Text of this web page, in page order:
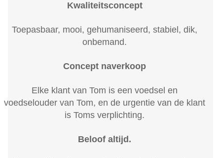
Kwaliteitsconcept
Toepasbaar, mooi, gehumaniseerd, stabiel, dik,
onbemand.
Concept naverkoop
Elke klant van Tom is een voedsel en
voedselouder van Tom, en de urgentie van de klant
is Toms verplichting.
Beloof altijd.